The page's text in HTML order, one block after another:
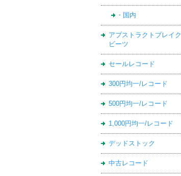
・国内
アブストラクトブレイク
ビーツ
セールレコード
300円均一/レコード
500円均一/レコード
1,000円均一/レコード
デッドストック
中古レコード